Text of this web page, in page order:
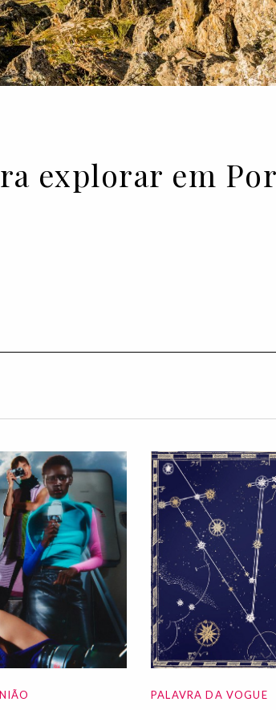
explorar em
PALAVRA DA VOGUE